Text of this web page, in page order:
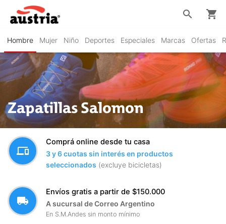
Hombre Mujer Niño Deportes Especiales Marcas Ofertas
search shopping_cart
Zapatillas Salomon
devices
Comprá online desde tu casa
3 y 6 cuotas sin interés en productos
seleccionados (excluye bicicletas)
local_shipping
Envíos gratis a partir de $150.000
A sucursal de Correo Argentino
En S.M.Andes sin monto mínimo